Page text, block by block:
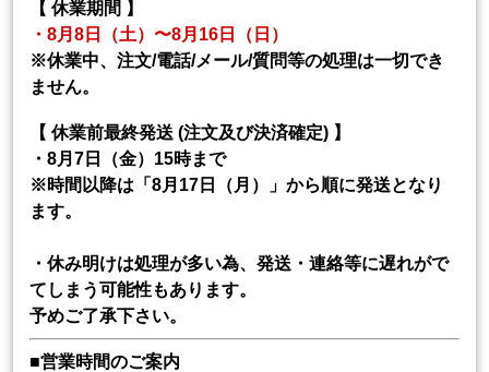
【 休業期間 】
・8月8日（土）〜8月16日（日）
※休業中、注文/電話/メール/質問等の処理は一切でき
ません。
【 休業前最終発送 (注文及び決済確定) 】
・8月7日（金）15時まで
※時間以降は「8月17日（月）」から順に発送となり
ます。
・休み明けは処理が多い為、発送・連絡等に遅れがで
てしまう可能性もあります。
予めご了承下さい。
■営業時間のご案内